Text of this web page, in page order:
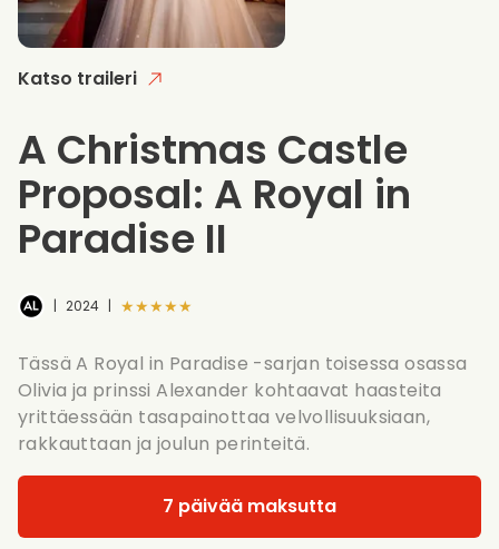
Katso traileri
A Christmas Castle
Proposal: A Royal in
Paradise II
| 2024 | ★★★★★
Tässä A Royal in Paradise -sarjan toisessa osassa
Olivia ja prinssi Alexander kohtaavat haasteita
yrittäessään tasapainottaa velvollisuuksiaan,
rakkauttaan ja joulun perinteitä.
7 päivää maksutta